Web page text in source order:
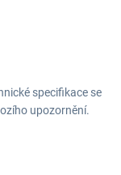
specifikace se
upozornění.